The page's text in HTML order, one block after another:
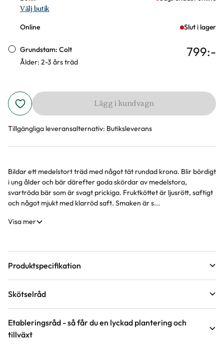
Välj butik
Online Slut i lager
Grundstam: Colt
Ålder: 2-3 års träd
799:-
Lägg i kundvagn
Tillgängliga leveransalternativ: Butiksleverans
Produktinformation
Bildar ett medelstort träd med något tät rundad krona. Blir bördigt
i ung ålder och bär därefter goda skördar av medelstora,
svartröda bär som är svagt prickiga. Fruktköttet är ljusrött, saftigt
och något mjukt med klarröd saft. Smaken är s...
Visa mer
Produktspecifikation
Leveranshöjd Hur vi mäter leveranshöjd på växter
Höjd på trädgårdsväxter
Grundstam
Skötselråd
Läge Sol
Etableringsråd - så får du en lyckad plantering och
tillväxt